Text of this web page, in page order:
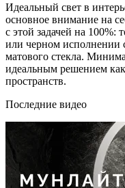
Идеальный свет в
основное внимание на
с этой задачей на
или черном исполнении
матового стекла.
идеальным решением
пространств.
Последние видео